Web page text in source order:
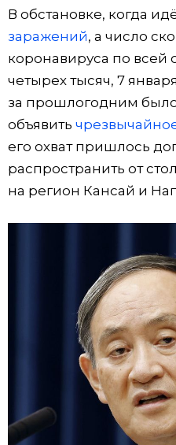
В обстановке, когда
заражений, а число
коронавируса по всей
четырех тысяч, 7
за прошлогодним
объявить
его охват пришлось
распространить от
на регион Кансай и